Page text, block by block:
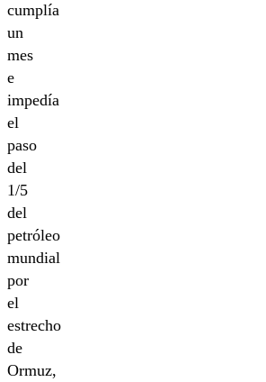
cumplía
un
mes
e
impedía
el
paso
del
1/5
del
petróleo
mundial
por
el
estrecho
de
Ormuz,